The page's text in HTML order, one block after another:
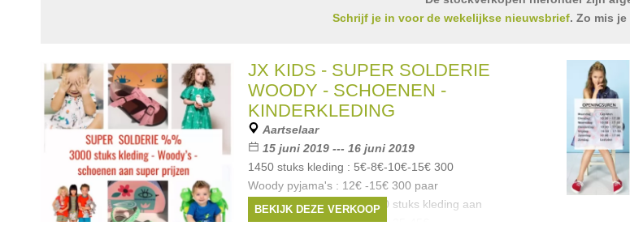
Schrijf je in voor de wekelijkse nieuwsbrief. Zo mis
JX KIDS - SUPER SOLDERIE
WOODY - SCHOENEN -
KINDERKLEDING
Aartselaar
15 juni 2019 --- 16 juni 2019
1450 stuks kleding : 5€-8€-10€-15€ 300
Woody pyjama's : 12€ -15€ 300 paar
schoenen : 25€ tot 55€ 800 stuks kleding aan
super prijzen : 10-15-20-25-35-45€
BEKIJK DEZE VERKOOP